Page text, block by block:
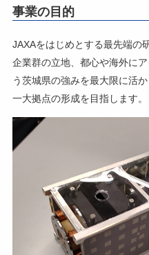
事業の目的
JAXAをはじめとする最先端の
企業群の立地、都心や海外に
う茨城県の強みを最大限に活
一大拠点の形成を目指します。